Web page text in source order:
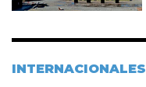
INTERNACIONALES